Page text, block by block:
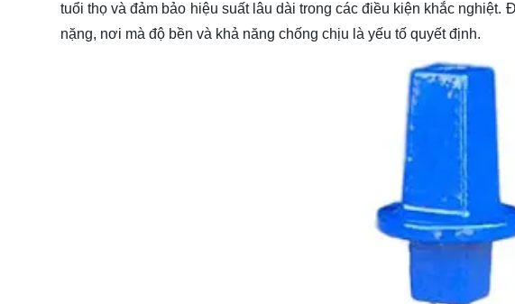
tuổi thọ và đảm bảo hiệu suất lâu dài trong các điều kiện khắc
nặng, nơi mà độ bền và khả năng chống chịu là yếu tố quyết định.